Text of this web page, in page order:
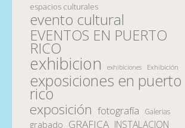
espacios culturales
evento cultural
EVENTOS EN PUERTO
RICO
exhibicion exhibiciones Exhibición
exposiciones en puerto
rico
exposición fotografía Galerias
grabado GRAFICA INSTALACION